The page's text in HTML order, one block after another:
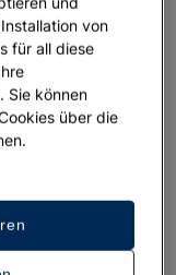
einer großen
Salat mit
oder
mit dem
von
für all diese
Sie können
über die